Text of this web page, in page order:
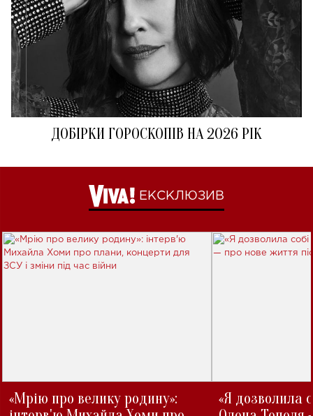
ДОБІРКИ ГОРОСКОПІВ НА 2026 РІК
ЕКСКЛЮЗИВ
«Мрію про велику родину»:
«Я дозволила